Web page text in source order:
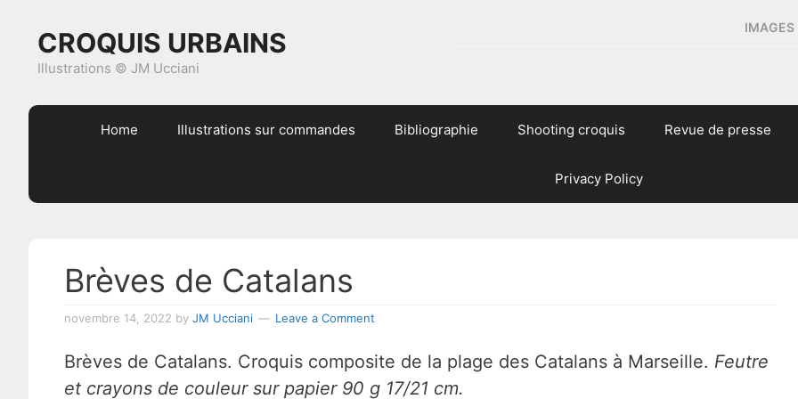
primary
content
primary
footer
CROQUIS URBAINS
Illustrations © JM Ucciani
IMAGES
Home Illustrations sur commandes Bibliographie Shooting croquis Revue de presse
Privacy Policy
Brèves de Catalans
novembre 14, 2022 by JM Ucciani Leave a Comment
Brèves de Catalans. Croquis composite de la plage des Catalans à Marseille. Feutre
et crayons de couleur sur papier 90 g 17/21 cm.